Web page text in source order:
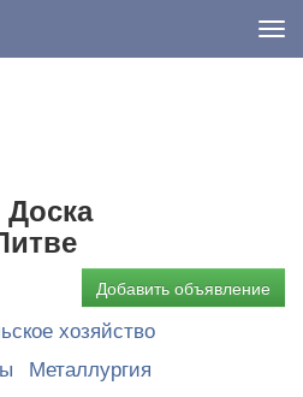
Добавить объявление
хозяйство
Металлургия